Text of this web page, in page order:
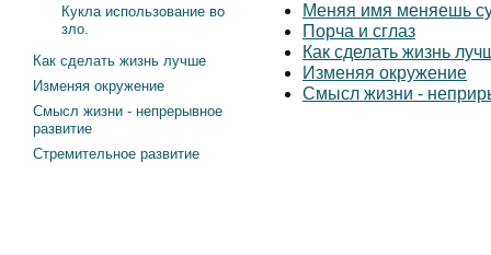
Меняя имя меняешь
Порча и сглаз
Как сделать жизнь
Изменяя окружение
Смысл жизни -
Кукла использование во
зло.
Как сделать жизнь лучше
Изменяя окружение
Смысл жизни - непрерывное
развитие
Стремительное развитие